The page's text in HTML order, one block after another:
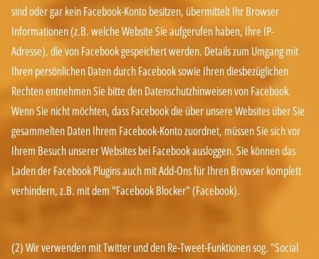
sind oder gar kein Facebook-Konto besitzen, übermittelt Ihr Browser
Informationen (z.B. welche Website Sie aufgerufen haben, Ihre IP-
Adresse), die von Facebook gespeichert werden. Details zum Umgang mit
Ihren persönlichen Daten durch Facebook sowie Ihren diesbezüglichen
Rechten entnehmen Sie bitte den Datenschutzhinweisen vonFacebook.
Wenn Sie nicht möchten, dass Facebook die über unsere Websites über Sie
gesammelten Daten Ihrem Facebook-Konto zuordnet, müssen Sie sich vor
Ihrem Besuch unserer Websites bei Facebook ausloggen. Sie können das
Laden der Facebook Plugins auch mit Add-Ons für Ihren Browser komplett
verhindern, z.B. mit dem "Facebook Blocker" (Facebook).
(2) Wir verwenden mit Twitter und den Re-Tweet-Funktionen sog. "Social